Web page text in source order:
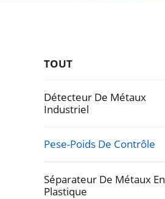
TOUT
Détecteur De Métaux
Industriel
Pese-Poids De Contrôle
Séparateur De Métaux En
Plastique